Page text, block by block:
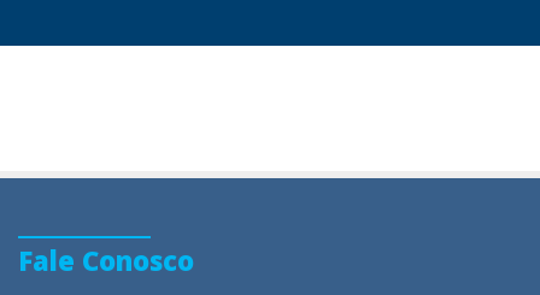
Fale Conosco